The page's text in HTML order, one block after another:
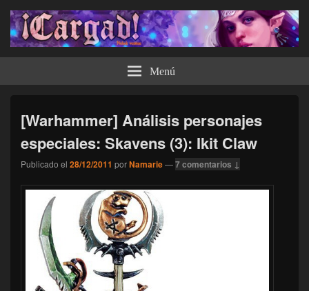
¡Cargad! Menú
[Warhammer] Análisis personajes
especiales: Skavens (3): Ikit Claw
Publicado el 28/12/2011 porNamarie—7 comentarios ↓